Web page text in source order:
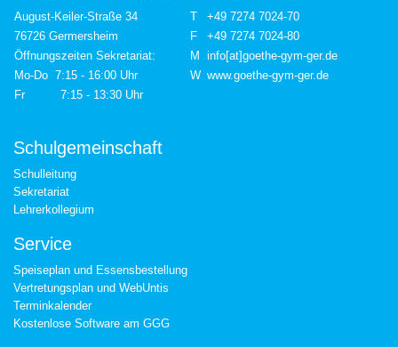
August-Keiler-Straße 34 T
+49 7274 7024-70
76726 Germersheim
F
+49 7274 7024-80
Öffnungszeiten Sekretariat:
M
info[at]goethe-gym-ger.de
Mo-Do 7:15 - 16:00 Uhr
W www.goethe-gym-ger.de
Fr 7:15 - 13:30 Uhr
Schulgemeinschaft
Schulleitung
Sekretariat
Lehrerkollegium
Service
Speiseplan und Essensbestellung
Vertretungsplan und WebUntis
Terminkalender
Kostenlose Software am GGG